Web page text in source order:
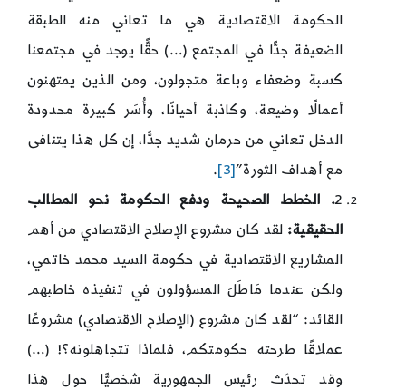
الحكومة الاقتصادية هي ما تعاني منه الطبقة
الضعيفة جدًّا في المجتمع (…) حقًّا يوجد في مجتمعنا
كسبة وضعفاء وباعة متجولون، ومن الذين يمتهنون
أعمالًا وضيعة، وكاذبة أحيانًا، وأُسَر كبيرة محدودة
الدخل تعاني من حرمان شديد جدًّا، إن كل هذا يتنافى
مع أهداف الثورة”[3]
.
2. الخطط الصحيحة ودفع الحكومة نحو المطالب
الحقيقية: لقد كان مشروع الإصلاح الاقتصادي من أهم
المشاريع الاقتصادية في حكومة السيد محمد خاتمي،
ولكن عندما مَاطَلَ المسؤولون في تنفيذه خاطبهم
القائد: “لقد كان مشروع (الإصلاح الاقتصادي) مشروعًا
عملاقًا طرحته حكومتكم، فلماذا تتجاهلونه؟! (…)
وقد تحدّث رئيس الجمهورية شخصيًّا حول هذا